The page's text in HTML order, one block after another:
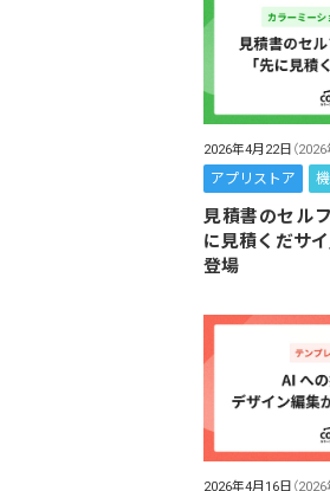
2026年4月22日 （
アプリストア
見積書のセル
に見積くだサ
登場
2026年4月16日 （